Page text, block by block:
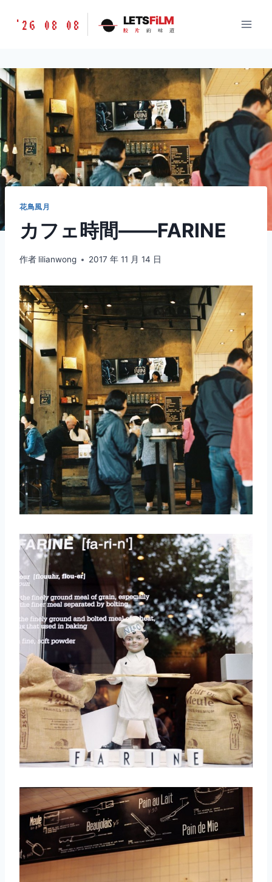
胶
味
道
LETSFILM
'26 08 08 LETSFiLM
胶 片 的 味 道
花鳥風月
カフェ時間——FARINE
作者 lilianwong 2017 年 11 月 14 日